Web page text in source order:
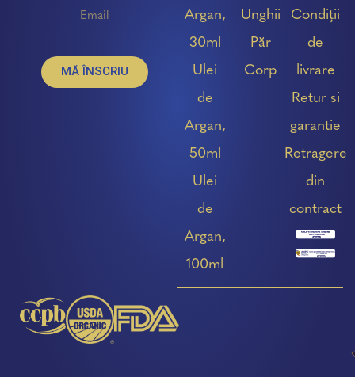
MĂ ÎNSCRIU
Argan,
30ml
Ulei
de
Argan,
50ml
Ulei
de
Argan,
100ml
Unghii
Păr
Corp
Condiții
de
livrare
Retur si
garantie
Retragere
din
contract